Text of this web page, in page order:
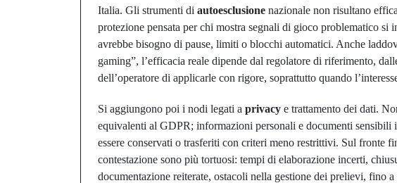
Italia. Gli strumenti di autoesclusione nazionale non risultano
protezione pensata per chi mostra segnali di gioco problematico si
avrebbe bisogno di pause, limiti o blocchi automatici. Anche
gaming”, l’efficacia reale dipende dal regolatore di riferimento,
dell’operatore di applicarle con rigore, soprattutto quando
Si aggiungono poi i nodi legati a privacy e trattamento dei dati.
equivalenti al GDPR; informazioni personali e documenti
essere conservati o trasferiti con criteri meno restrittivi. Sul fronte
contestazione sono più tortuosi: tempi di elaborazione incerti,
documentazione reiterate, ostacoli nella gestione dei prelievi, fino